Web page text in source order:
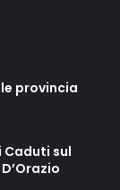
provincia
Caduti sul